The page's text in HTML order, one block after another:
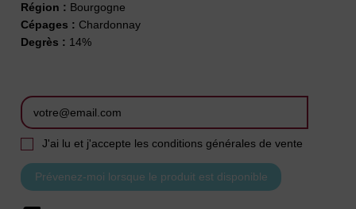
Région : Bourgogne
Cépages : Chardonnay
Degrès : 14%
J'ai lu et j'accepte les conditions générales de vente